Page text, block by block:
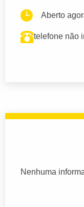
Aberto
telefone não
Nenhuma